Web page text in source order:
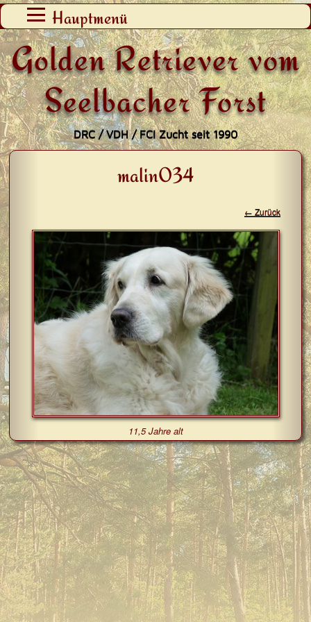
Golden Retriever vom
Seelbacher Forst
DRC / VDH / FCI Zucht seit 1990
Hauptmenü
Zum
Inhalt
springen
malin034
← Zurück
11,5 Jahre alt